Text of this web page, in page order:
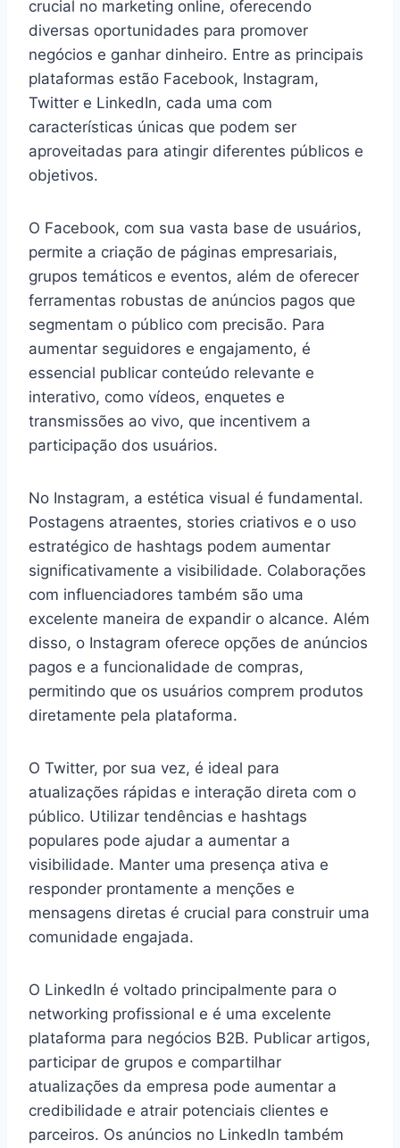
crucial no marketing online, oferecendo
diversas oportunidades para promover
negócios e ganhar dinheiro. Entre as principais
plataformas estão Facebook, Instagram,
Twitter e LinkedIn, cada uma com
características únicas que podem ser
aproveitadas para atingir diferentes públicos e
objetivos.
O Facebook, com sua vasta base de usuários,
permite a criação de páginas empresariais,
grupos temáticos e eventos, além de oferecer
ferramentas robustas de anúncios pagos que
segmentam o público com precisão. Para
aumentar seguidores e engajamento, é
essencial publicar conteúdo relevante e
interativo, como vídeos, enquetes e
transmissões ao vivo, que incentivem a
participação dos usuários.
No Instagram, a estética visual é fundamental.
Postagens atraentes, stories criativos e o uso
estratégico de hashtags podem aumentar
significativamente a visibilidade. Colaborações
com influenciadores também são uma
excelente maneira de expandir o alcance. Além
disso, o Instagram oferece opções de anúncios
pagos e a funcionalidade de compras,
permitindo que os usuários comprem produtos
diretamente pela plataforma.
O Twitter, por sua vez, é ideal para
atualizações rápidas e interação direta com o
público. Utilizar tendências e hashtags
populares pode ajudar a aumentar a
visibilidade. Manter uma presença ativa e
responder prontamente a menções e
mensagens diretas é crucial para construir uma
comunidade engajada.
O LinkedIn é voltado principalmente para o
networking profissional e é uma excelente
plataforma para negócios B2B. Publicar artigos,
participar de grupos e compartilhar
atualizações da empresa pode aumentar a
credibilidade e atrair potenciais clientes e
parceiros. Os anúncios no LinkedIn também